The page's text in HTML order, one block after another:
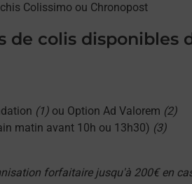
Colissimo ou Chronopost
de colis disponibles
(1) ou Option Ad Valorem (2)
matin avant 10h ou 13h30) (3)
forfaitaire jusqu'à 200€ en